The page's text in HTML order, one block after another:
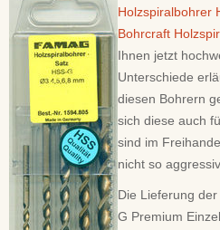
Holzspiralbohrer
Bohrcraft
Ihnen jetzt
Unterschiede
diesen Bohrern
sich diese auch
sind im
nicht so aggressiv.
Die Lieferung
G Premium